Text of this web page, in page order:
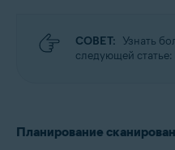
СОВЕТ: Узнать
следующей статье:
Планирование